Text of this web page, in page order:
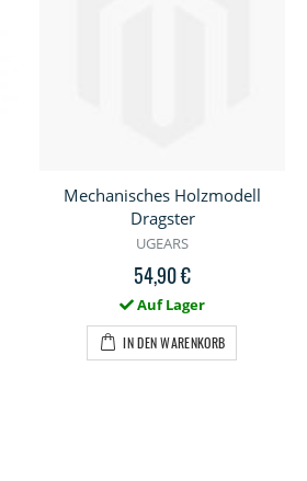
Mechanisches Holzmodell
Dragster
UGEARS
54,90 €
Auf Lager
IN DEN WARENKORB